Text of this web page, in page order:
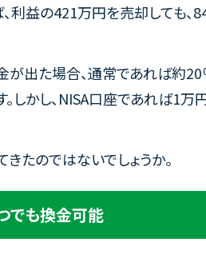
利益の421万円を売却しても、
が出た場合、通常であれば約20
しかし、NISA口座であれば1万
きたのではないでしょうか。
でも換金可能